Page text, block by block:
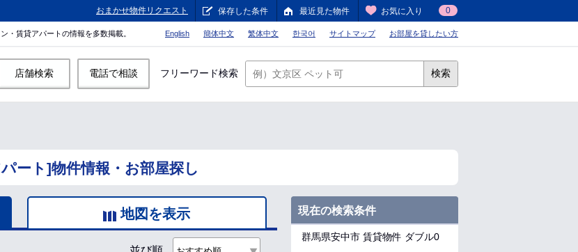
おまかせ物件リクエスト 保存した条件 最近見た物件 お気に入り 0
・賃貸アパートの情報を多数掲載。 English 簡体中文 繁体中文 한국어 サイトマップ お部屋を貸したい方
店舗検索 電話で相談 フリーワード検索 検索
ート]物件情報・お部屋探し
地図を表示 現在の検索条件
群馬県安中市 賃貸物件 ダブル0